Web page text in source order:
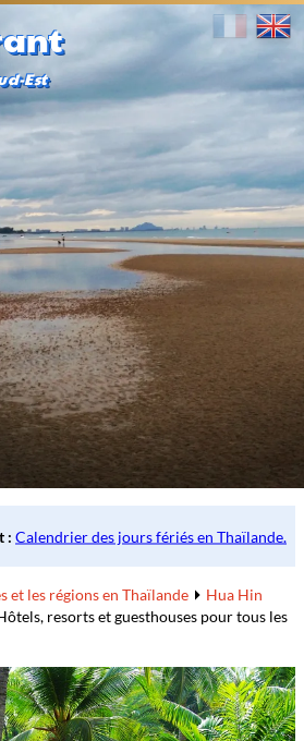
Est
et les régions en Thaïlande
Hua Hin
resorts et guesthouses pour tous les